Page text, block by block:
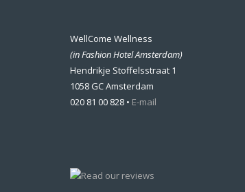
WellCome Wellness
(in Fashion Hotel Amsterdam)
Hendrikje Stoffelsstraat 1
1058 GC Amsterdam
020 81 00 828 • E-mail